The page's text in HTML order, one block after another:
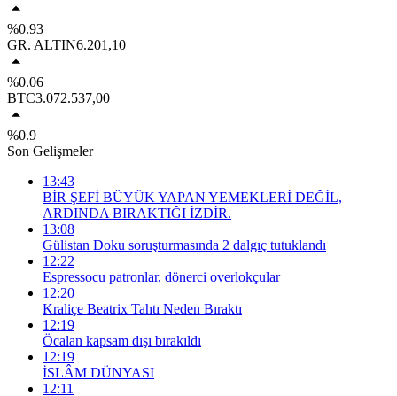
%0.93
GR. ALTIN6.201,10
%0.06
BTC3.072.537,00
%0.9
Son Gelişmeler
13:43
BİR ŞEFİ BÜYÜK YAPAN YEMEKLERİ DEĞİL,
ARDINDA BIRAKTIĞI İZDİR.
13:08
Gülistan Doku soruşturmasında 2 dalgıç tutuklandı
12:22
Espressocu patronlar, dönerci overlokçular
12:20
Kraliçe Beatrix Tahtı Neden Bıraktı
12:19
Öcalan kapsam dışı bırakıldı
12:19
İSLÂM DÜNYASI
12:11